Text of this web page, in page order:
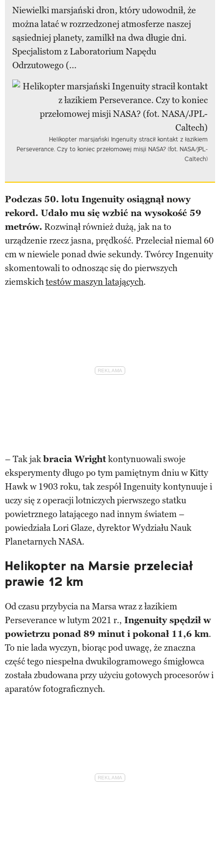
Niewielki marsjański dron, który udowodnił, że
można latać w rozrzedzonej atmosferze naszej
sąsiedniej planety, zamilkł na dwa długie dni.
Specjalistom z Laboratorium Napędu
Odrzutowego (...
Helikopter marsjański Ingenuity stracił kontakt z łazikiem
Perseverance. Czy to koniec przełomowej misji NASA? (fot. NASA/JPL-
Caltech)
Podczas 50. lotu Ingenuity osiągnął nowy
rekord. Udało mu się wzbić na wysokość 59
metrów. Rozwinął również dużą, jak na to
urządzenie rzecz jasna, prędkość. Przeleciał niemal 60
cm w niewiele ponad dwie sekundy. Twórcy Ingenuity
skomentowali to odnosząc się do pierwszych
ziemskichtestów maszyn latających.
– Tak jakbracia Wrightkontynuowali swoje
eksperymenty długo po tym pamiętnym dniu w Kitty
Hawk w 1903 roku, tak zespół Ingenuity kontynuuje i
uczy się z operacji lotniczych pierwszego statku
powietrznego latającego nad innym światem –
powiedziała Lori Glaze, dyrektor Wydziału Nauk
Planetarnych NASA.
Helikopter na Marsie przeleciał
prawie 12 km
Od czasu przybycia na Marsa wraz z łazikiem
Perseverance w lutym 2021 r., Ingenuity spędził w
powietrzu ponad 89 minut i pokonał 11,6 km.
To nie lada wyczyn, biorąc pod uwagę, że znaczna
część tego niespełna dwukilogramowego śmigłowca
została zbudowana przy użyciu gotowych procesorów i
aparatów fotograficznych.